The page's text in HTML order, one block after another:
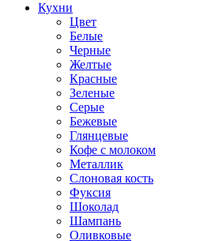
Кухни
Цвет
Белые
Черные
Желтые
Красные
Зеленые
Серые
Бежевые
Глянцевые
Кофе с молоком
Металлик
Слоновая кость
Фуксия
Шоколад
Шампань
Оливковые